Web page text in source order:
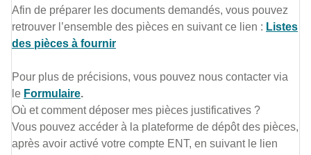
Afin de préparer les documents demandés, vous pouvez
retrouver l’ensemble des pièces en suivant ce lien : Listes
des pièces à fournir
Pour plus de précisions, vous pouvez nous contacter via
le Formulaire.
Où et comment déposer mes pièces justificatives ?
Vous pouvez accéder à la plateforme de dépôt des pièces,
après avoir activé votre compte ENT, en suivant le lien